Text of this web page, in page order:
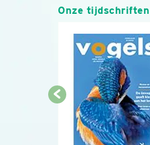
Onze tijdschriften